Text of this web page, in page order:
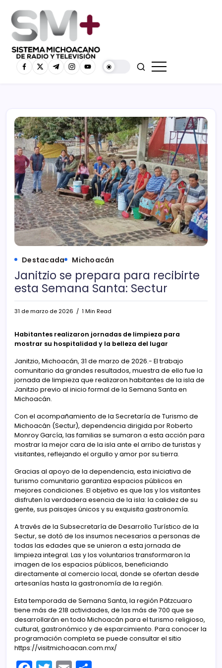
Destacada Michoacán
Janitzio se prepara para recibirte
esta Semana Santa: Sectur
31 de marzo de 2026 1 Min Read
Habitantes realizaron jornadas de limpieza para
mostrar su hospitalidad y la belleza del lugar
Janitzio, Michoacán, 31 de marzo de 2026.- El trabajo
comunitario da grandes resultados, muestra de ello fue la
jornada de limpieza que realizaron habitantes de la isla de
Janitzio previo al inicio formal de la Semana Santa en
Michoacán.
Con el acompañamiento de la Secretaría de Turismo de
Michoacán (Sectur), dependencia dirigida por Roberto
Monroy García, las familias se sumaron a esta acción para
mostrar la mejor cara de la isla ante el arribo de turistas y
visitantes, reflejando el orgullo y amor por su tierra.
Gracias al apoyo de la dependencia, esta iniciativa de
turismo comunitario garantiza espacios públicos en
mejores condiciones. El objetivo es que las y los visitantes
disfruten la verdadera esencia de la isla: la calidez de su
gente, sus paisajes únicos y su exquisita gastronomía.
A través de la Subsecretaría de Desarrollo Turístico de la
Sectur, se dotó de los insumos necesarios a personas de
todas las edades que se unieron a esta jornada de
limpieza integral. Las y los voluntarios transformaron la
imagen de los espacios públicos, beneficiando
directamente al comercio local, donde se ofertan desde
artesanías hasta la gastronomía de la región.
Esta temporada de Semana Santa, la región Pátzcuaro
tiene más de 218 actividades, de las más de 700 que se
desarrollarán en todo Michoacán para el turismo religioso,
cultural, gastronómico y de esparcimiento. Para conocer la
programación completa se puede consultar el sitio
https://visitmichoacan.com.mx/